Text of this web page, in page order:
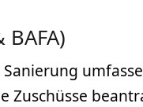
Zuschüsse